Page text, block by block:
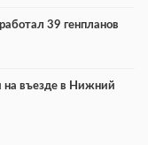
39 генпланов
на въезде в Нижний